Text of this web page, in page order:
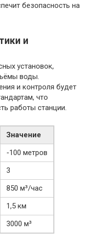
безопасность на
и
установок,
воды.
и контроля будет
что
работы станции.
Значение
-100 метров
3
850 м³/час
1,5 км
3000 м³